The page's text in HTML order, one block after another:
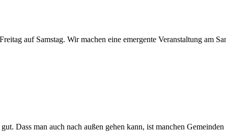
auf Samstag. Wir machen eine emergente Veranstaltung am
Dass man auch nach außen gehen kann, ist manchen